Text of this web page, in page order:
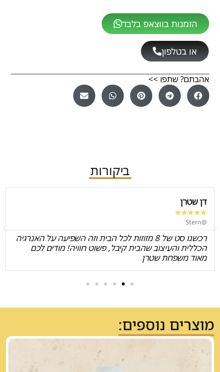
הזמנות בווצאפ בלבד
או בטלפון
אהבתם? שתפו >>
ביקורות
דן שטרן
★
★
★
★
★
@Stern
רכשנו סט של 8 מזוזות לכל הבית וזה השפיעה על האנרגיה
הכללית והעיצוב שהבית קיבל, פשוט חוויה! מודים לכם
מאוד משפחת שטרן
מוצרים נוספים: